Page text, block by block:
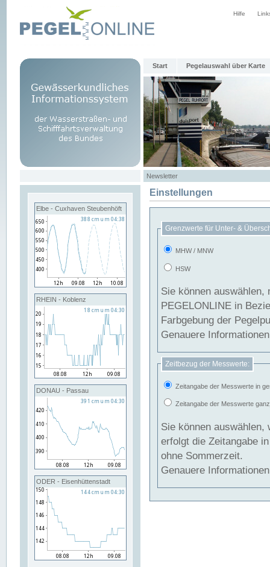
Hilfe
Start Pegelauswahl über Karte
Newsletter
Elbe - Cuxhaven Steubenhöft
RHEIN - Koblenz
DONAU - Passau
ODER - Eisenhüttenstadt
Einstellungen
Grenzwerte für Unter- &
MHW / MNW
HSW
Sie können
PEGELONLINE in Beziehung
Farbgebung der
Genauere
Zeitbezug der Messwerte:
Zeitangabe der Messwerte in
Zeitangabe der Messwerte
Sie können auswählen,
erfolgt die Zeitangabe
ohne Sommerzeit.
Genauere